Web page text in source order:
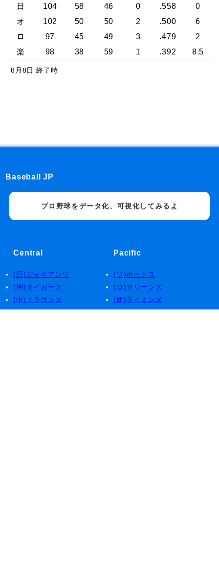
日
104 58 46 0 .558
0
オ
102 50 50 2 .500
6
ロ
97 45 49 3 .479
2
楽
98 38 59 1 .392 8.5
8月8日 終了時
Baseball JP
プロ野球をデータ化、可視化してみるよ
Central
(巨)ジャイアンツ
(神)タイガース
(中)ドラゴンズ
(デ)ベイスターズ
Pacific
(ソ)ホークス
(ロ)マリーンズ
(西)ライオンズ
(楽)イーグルス